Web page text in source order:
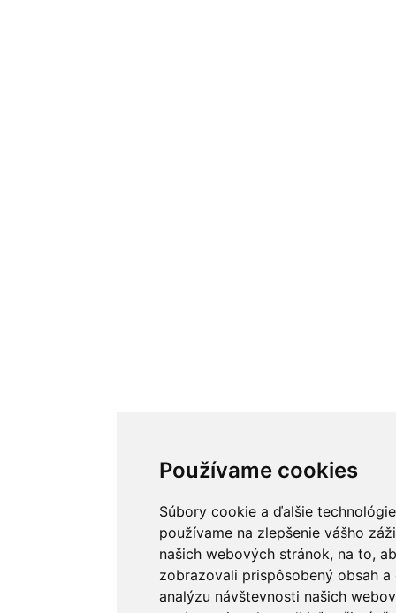
Používame cookies
Súbory cookie a ďalšie
používame na zlepšenie vášho
našich webových stránok, na to,
zobrazovali prispôsobený obsah a
analýzu návštevnosti našich